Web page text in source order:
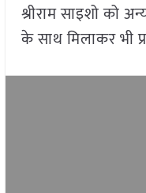
श्रीराम साइशो को
के साथ मिलाकर भी